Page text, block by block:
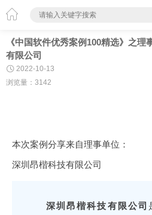

《中国软件优秀案例100精选》之理
有限公司
 2022-10-13
浏览量：3142
本次案例分享来自理事单位：
深圳昂楷科技有限公司
深圳昂楷科技有限公司